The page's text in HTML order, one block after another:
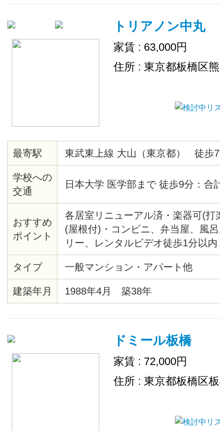
ット接続可（接続環境：光）
トリアノン中丸
家賃 : 63,000円
住所 : 東京都板橋区
最寄駅 東武東上線 大山（東京都） 徒歩
学校への
交通
日本大学 医学部まで 徒歩9分：合
おすすめ
ポイント
各居室リニューアル済・楽器可(打
(屋根付)・コンビニ、弁当屋、風
リー、レンタルビデオ徒歩1分以
歩5分・郵便局、バス停徒歩2分・
ル電化・防犯カメラ設置・楽器応
Ｍ、フリーＷｉＦｉ
タイプ 一般マンション・アパート他
建築年月 1988年4月 築38年
ドミール板橋
家賃 : 72,000円
住所 : 東京都板橋区